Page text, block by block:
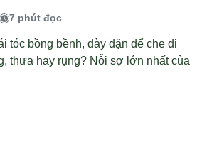
7 phút đọc
tóc bồng bềnh, dày dặn để che đi
thưa hay rụng? Nỗi sợ lớn nhất của